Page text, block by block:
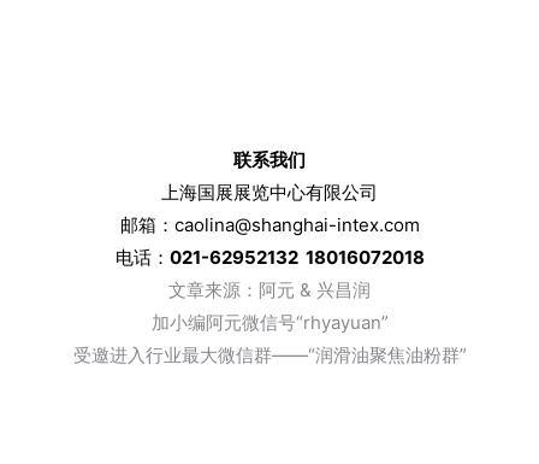
联系我们
上海国展展览中心有限公司
邮箱：caolina@shanghai-intex.com
电话： 021-62952132 18016072018
文章来源：阿元 & 兴昌润
加小编阿元微信号“rhyayuan”
受邀进入行业最大微信群——“润滑油聚焦油粉群”